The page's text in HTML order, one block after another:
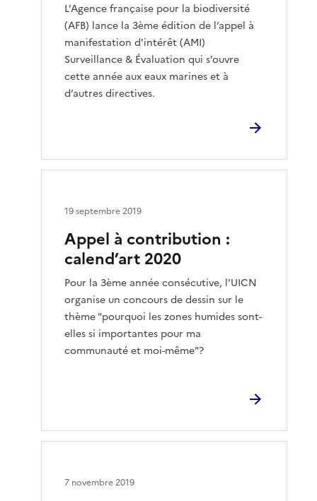
L’Agence française pour la biodiversité
(AFB) lance la 3ème édition de l’appel à
manifestation d'intérêt (AMI)
Surveillance & Évaluation qui s’ouvre
cette année aux eaux marines et à
d’autres directives.
Appel à contribution :
calend’art 2020
Pour la 3ème année consécutive, l'UICN
organise un concours de dessin sur le
thème "pourquoi les zones humides sont-
elles si importantes pour ma
communauté et moi-même"?
19 septembre 2019
7 novembre 2019